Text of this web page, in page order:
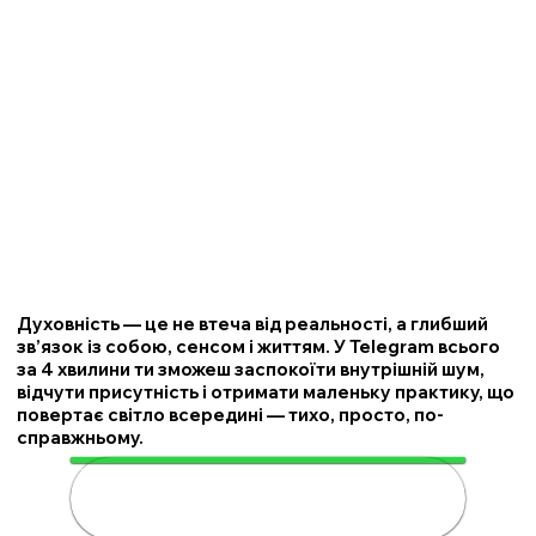
Духовність — це не втеча від реальності, а глибший
зв’язок із собою, сенсом і життям. У Telegram всього
за 4 хвилини ти зможеш заспокоїти внутрішній шум,
відчути присутність і отримати маленьку практику, що
повертає світло всередині — тихо, просто, по-
справжньому.
🌟 Розкрий свою духовність за 4